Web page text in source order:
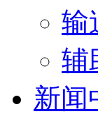
输
辅
新闻